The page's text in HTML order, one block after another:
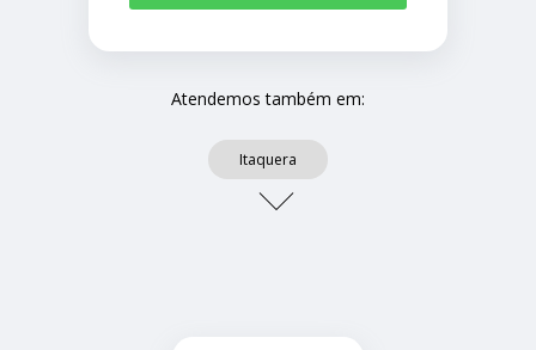
Atendemos também em:
Itaquera